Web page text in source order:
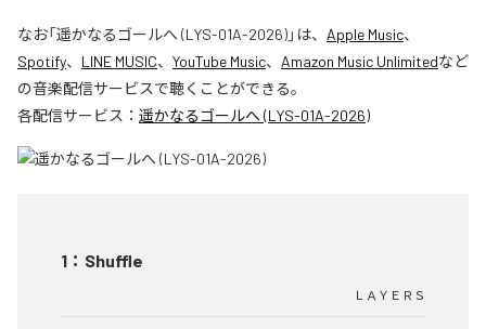
なお「遥かなるゴールへ (LYS-01A-2026)」は、 Apple Music、
Spotify、 LINE MUSIC、 YouTube Music、 Amazon Music Unlimitedなど
の音楽配信サービスで聴くことができる。
各配信サービス： 遥かなるゴールへ (LYS-01A-2026)
1 ： Shuffle
ＬＡＹＥＲＳ